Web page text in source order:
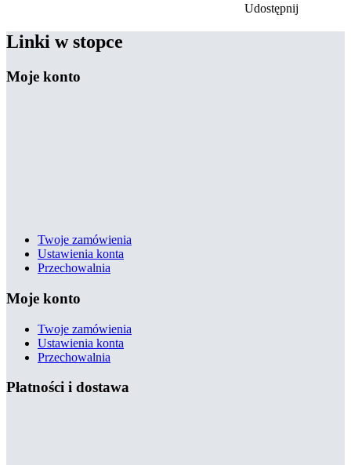
Udostępnij
Linki w stopce
Moje konto
Twoje zamówienia
Ustawienia konta
Przechowalnia
Moje konto
Twoje zamówienia
Ustawienia konta
Przechowalnia
Płatności i dostawa